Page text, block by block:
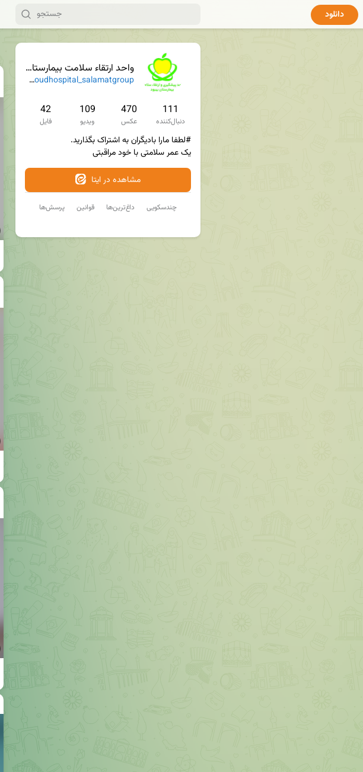
واحد ارتقاء سلامت بیمارستان بهبود
@behboudhospital_salamatgroup
111
دنبال‌کننده
470
عکس
109
ویدیو
42
فایل
یک عمر سلامتی با خود مراقبتی
مشاهده در ایتا
پرسش‌ها قوانین داغ‌ترین‌ها چندسکویی
دانلود